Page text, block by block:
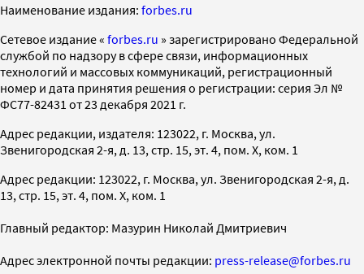
Наименование издания: forbes.ru
Cетевое издание « forbes.ru » зарегистрировано Федеральной
службой по надзору в сфере связи, информационных
технологий и массовых коммуникаций, регистрационный
номер и дата принятия решения о регистрации: серия Эл №
ФС77-82431 от 23 декабря 2021 г.
Адрес редакции, издателя: 123022, г. Москва, ул.
Звенигородская 2-я, д. 13, стр. 15, эт. 4, пом. X, ком. 1
Адрес редакции: 123022, г. Москва, ул. Звенигородская 2-я, д.
13, стр. 15, эт. 4, пом. X, ком. 1
Главный редактор: Мазурин Николай Дмитриевич
Адрес электронной почты редакции: press-release@forbes.ru